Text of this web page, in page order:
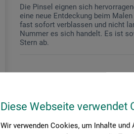
Diese Webseite verwendet
Wir verwenden Cookies, um Inhalte
Die Pinsel eignen sich
eine neue Entdeckung beim
fast sofort verblassen und nicht
Nummer es sich handelt. Es ist
Stern ab.